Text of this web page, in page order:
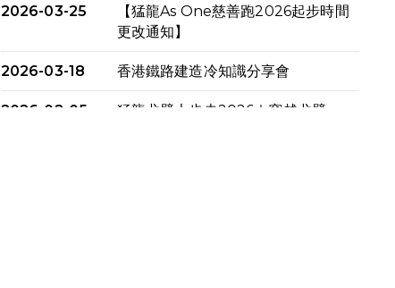
2026-03-25
【猛龍As One慈善跑2026起步時間
更改通知】
2026-03-18 香港鐵路建造冷知識分享會
2026-02-05
猛龍戈壁大步走2026｜穿越戈壁．